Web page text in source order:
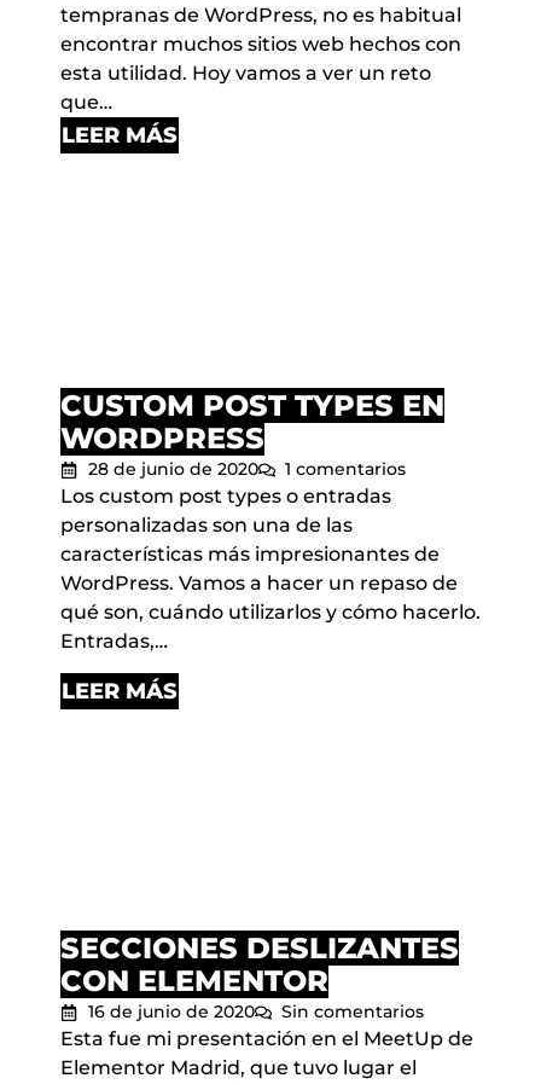
tempranas de WordPress, no es habitual
encontrar muchos sitios web hechos con
esta utilidad. Hoy vamos a ver un reto
que…
LEER MÁS
CUSTOM POST TYPES EN
WORDPRESS
28 de junio de 2020 1 comentarios
Los custom post types o entradas
personalizadas son una de las
características más impresionantes de
WordPress. Vamos a hacer un repaso de
qué son, cuándo utilizarlos y cómo hacerlo.
Entradas,…
LEER MÁS
SECCIONES DESLIZANTES
CON ELEMENTOR
16 de junio de 2020 Sin comentarios
Esta fue mi presentación en el MeetUp de
Elementor Madrid, que tuvo lugar el